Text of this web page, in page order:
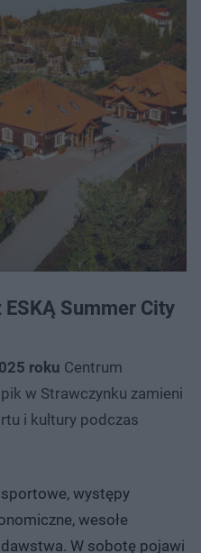
Summer City
roku Centrum
w Strawczynku zamieni
i kultury podczas
występy
wesołe
W sobotę pojawi